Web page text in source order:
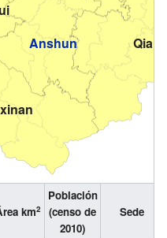
Anshun
km2
Población
(censo de
2010)
Sede